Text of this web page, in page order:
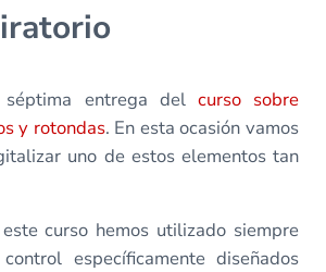
entrega del curso sobre
y rotondas. En esta ocasión vamos
uno de estos elementos tan
curso hemos utilizado siempre
específicamente diseñados